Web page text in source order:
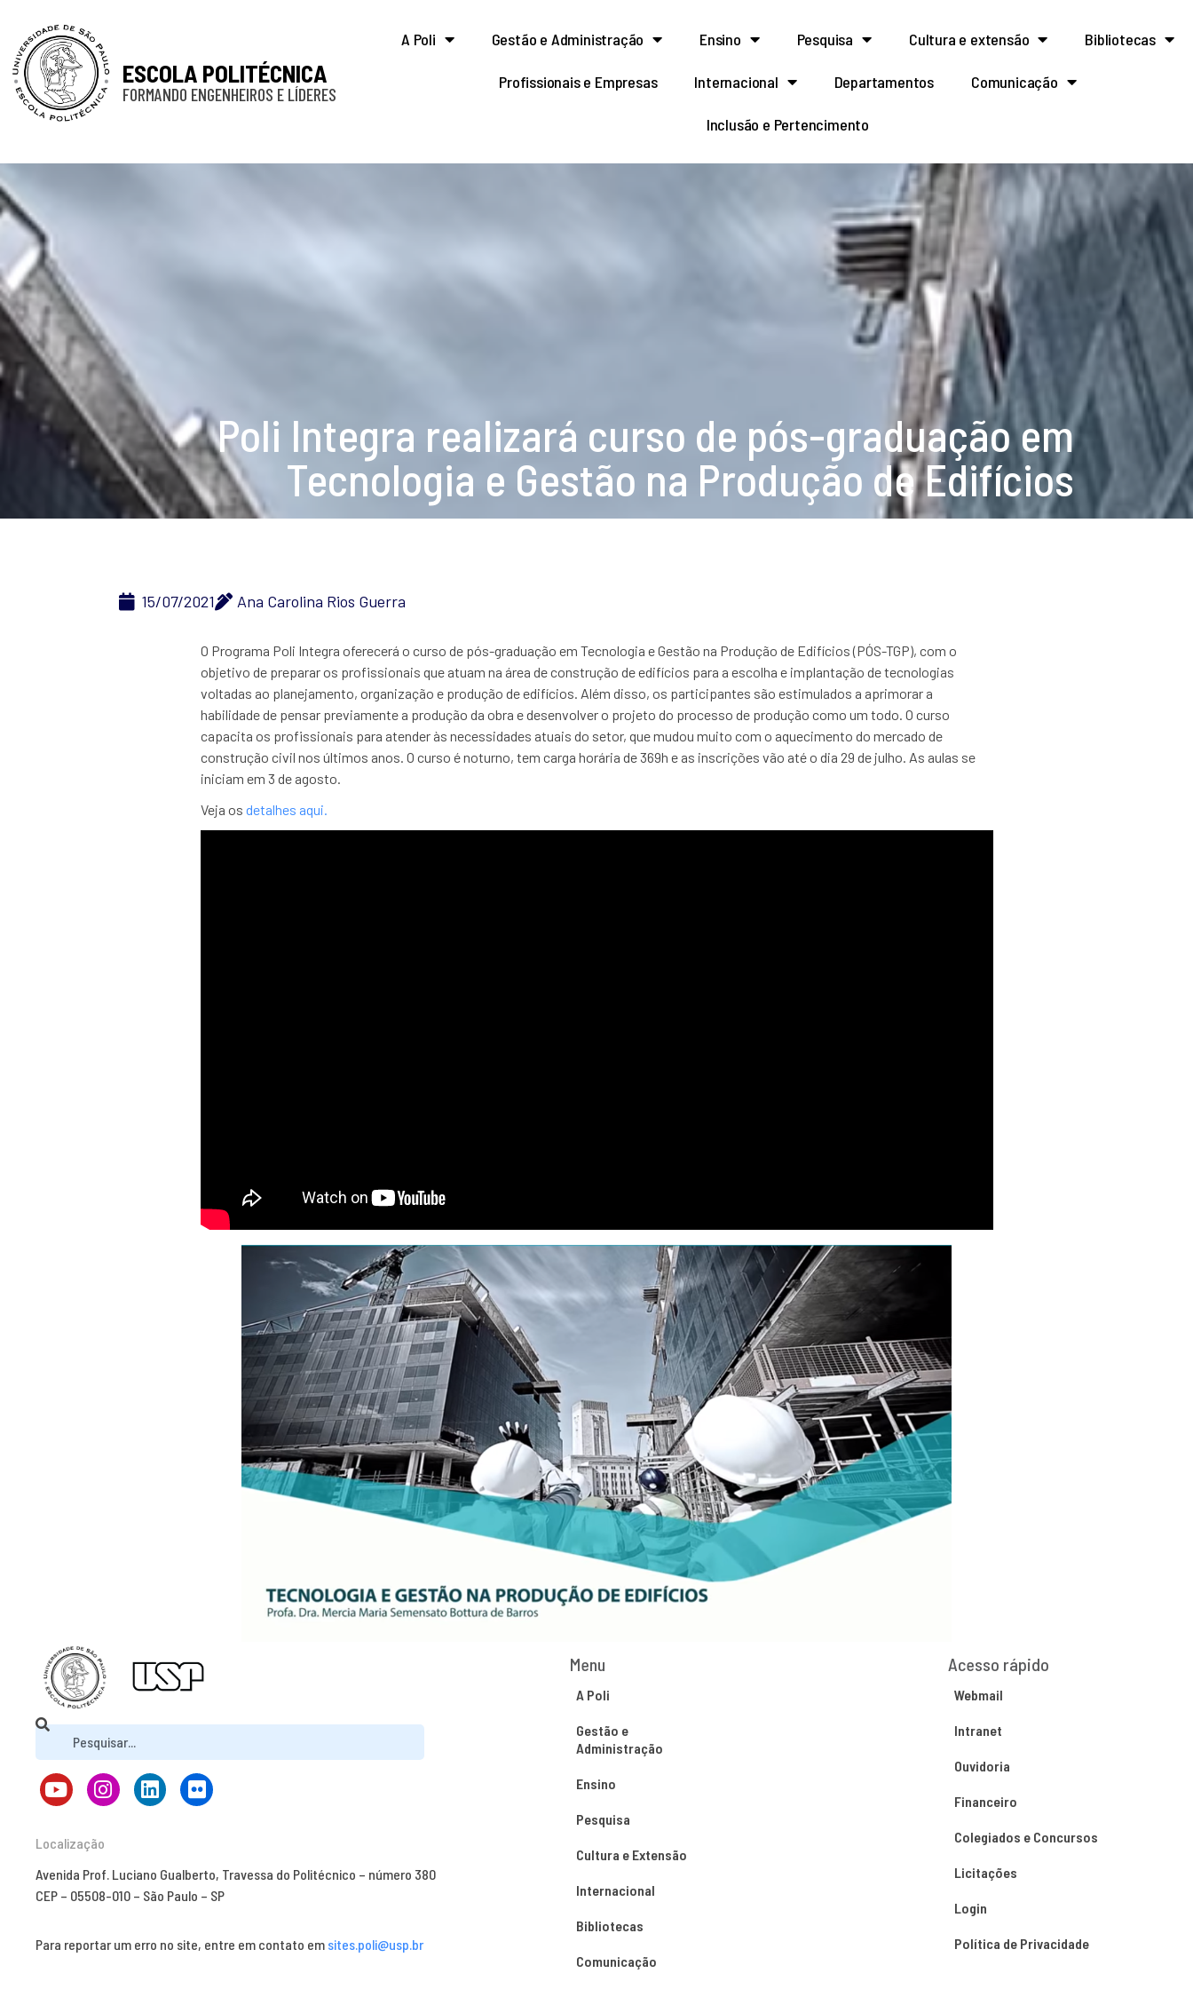
ESCOLA POLITÉCNICA
FORMANDO ENGENHEIROS E LÍDERES
A Poli Gestão e Administração Ensino Pesquisa Cultura e extensão Bibliotecas
Profissionais e Empresas Internacional Departamentos Comunicação
Inclusão e Pertencimento
Poli Integra realizará curso de pós-graduação em
Tecnologia e Gestão na Produção de Edifícios
15/07/2021 Ana Carolina Rios Guerra
O Programa Poli Integra oferecerá o curso de pós-graduação em Tecnologia e Gestão na Produção de Edifícios (PÓS-TGP), com o
objetivo de preparar os profissionais que atuam na área de construção de edifícios para a escolha e implantação de tecnologias
voltadas ao planejamento, organização e produção de edifícios. Além disso, os participantes são estimulados a aprimorar a
habilidade de pensar previamente a produção da obra e desenvolver o projeto do processo de produção como um todo. O curso
capacita os profissionais para atender às necessidades atuais do setor, que mudou muito com o aquecimento do mercado de
construção civil nos últimos anos. O curso é noturno, tem carga horária de 369h e as inscrições vão até o dia 29 de julho. As aulas se
iniciam em 3 de agosto.
Veja os detalhes aqui.
Localização
Avenida Prof. Luciano Gualberto, Travessa do Politécnico – número 380
CEP – 05508-010 – São Paulo – SP
Para reportar um erro no site, entre em contato em sites.poli@usp.br
Menu
A Poli
Gestão e
Administração
Ensino
Pesquisa
Cultura e Extensão
Internacional
Bibliotecas
Comunicação
Acesso rápido
Webmail
Intranet
Ouvidoria
Financeiro
Colegiados e Concursos
Licitações
Login
Política de Privacidade